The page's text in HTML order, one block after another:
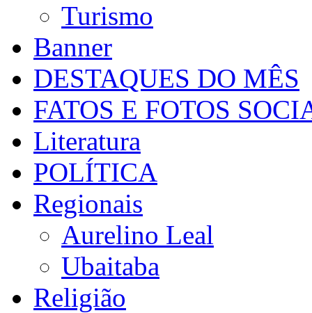
Turismo
Banner
DESTAQUES DO MÊS
FATOS E FOTOS
Literatura
POLÍTICA
Regionais
Aurelino Leal
Ubaitaba
Religião